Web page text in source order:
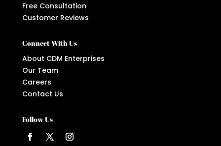
Free Consultation
Customer Reviews
Connect With Us
About CDM Enterprises
Our Team
Careers
Contact Us
Follow Us